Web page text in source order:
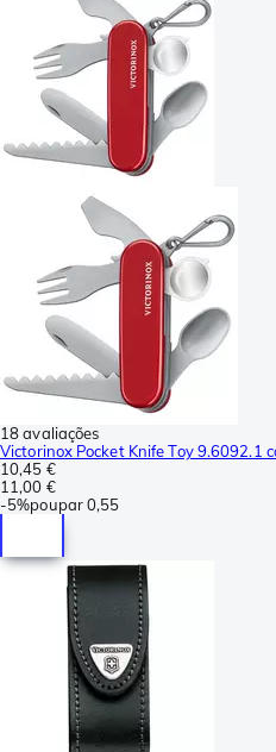
18 avaliações
Victorinox Pocket Knife Toy 9.6092.1
10,45 €
11,00 €
-5%poupar0,55